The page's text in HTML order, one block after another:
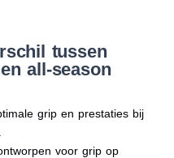
tussen
all-season
grip en prestaties bij
voor grip op